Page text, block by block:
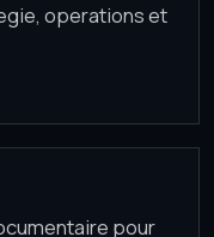
operations et
pour